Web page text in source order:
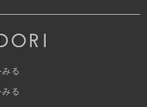
みる
みる